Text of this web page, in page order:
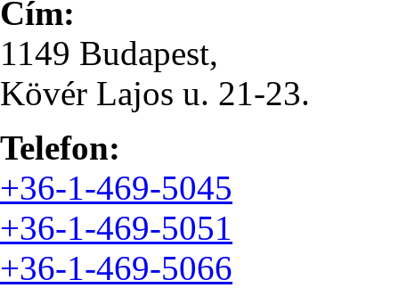
Cím:
1149 Budapest,
Kövér Lajos u. 21-23.
Telefon:
+36-1-469-5045
+36-1-469-5051
+36-1-469-5066